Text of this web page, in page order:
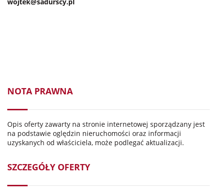
NOTA PRAWNA
Opis oferty zawarty na stronie internetowej sporządzany jest
na podstawie oględzin nieruchomości oraz informacji
uzyskanych od właściciela, może podlegać aktualizacji.
SZCZEGÓŁY OFERTY